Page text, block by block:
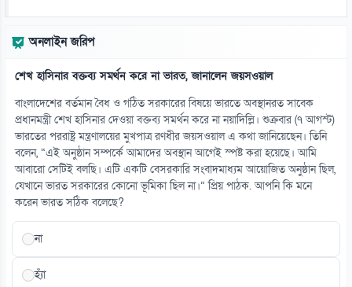
অনলাইন জরিপ
শেখ হাসিনার বক্তব্য সমর্থন করে না ভারত, জানালেন জয়সওয়াল
বাংলাদেশের বর্তমান বৈধ ও গঠিত সরকারের বিষয়ে ভারতে অবস্থানরত সাবেক
প্রধানমন্ত্রী শেখ হাসিনার দেওয়া বক্তব্য সমর্থন করে না নয়াদিল্লি। শুক্রবার (৭ আগস্ট)
ভারতের পররাষ্ট্র মন্ত্রণালয়ের মুখপাত্র রণধীর জয়সওয়াল এ কথা জানিয়েছেন। তিনি
বলেন, “এই অনুষ্ঠান সম্পর্কে আমাদের অবস্থান আগেই স্পষ্ট করা হয়েছে। আমি
আবারো সেটিই বলছি। এটি একটি বেসরকারি সংবাদমাধ্যম আয়োজিত অনুষ্ঠান ছিল,
যেখানে ভারত সরকারের কোনো ভূমিকা ছিল না।” প্রিয় পাঠক. আপনি কি মনে
করেন ভারত সঠিক বলেছে?
না
হ্যাঁ